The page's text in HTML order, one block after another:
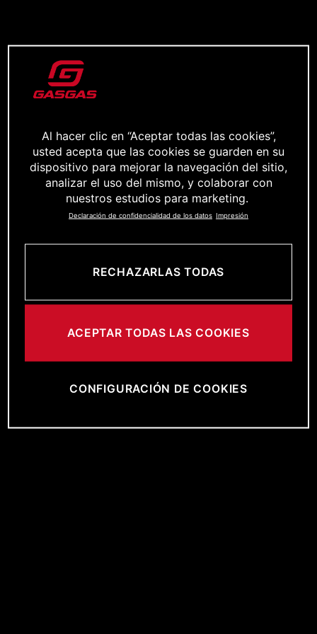
Al hacer clic en “Aceptar todas las cookies”,
usted acepta que las cookies se guarden en su
dispositivo para mejorar la navegación del sitio,
analizar el uso del mismo, y colaborar con
nuestros estudios para marketing.
Declaración de confidencialidad de los datos Impresión
RECHAZARLAS TODAS
ACEPTAR TODAS LAS COOKIES
CONFIGURACIÓN DE COOKIES